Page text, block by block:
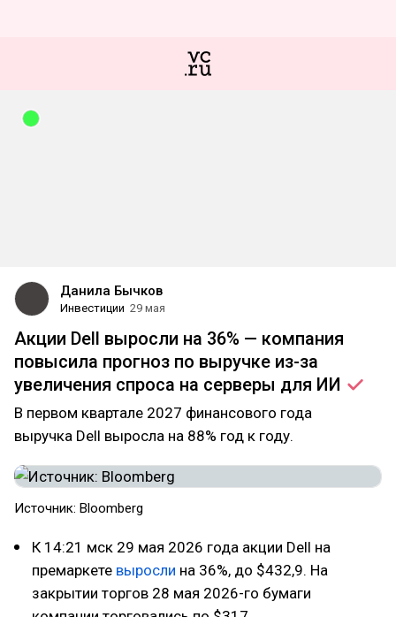
Данила Бычков
Инвестиции 29 мая
Акции Dell выросли на 36% — компания
повысила прогноз по выручке из-за
увеличения спроса на серверы для ИИ
В первом квартале 2027 финансового года
выручка Dell выросла на 88% год к году.
Источник: Bloomberg
К 14:21 мск 29 мая 2026 года акции Dell на
премаркете выросли на 36%, до $432,9. На
закрытии торгов 28 мая 2026-го бумаги